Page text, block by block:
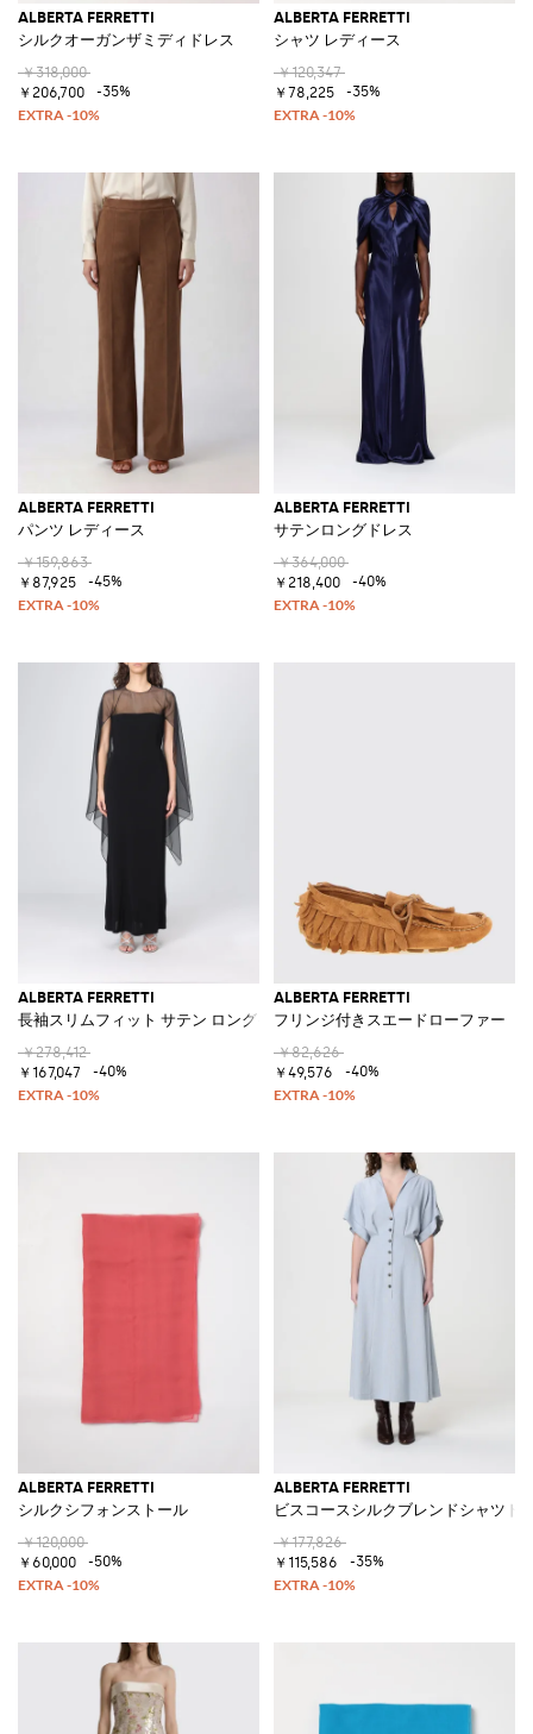
ALBERTA FERRETTI
シルクオーガンザミディドレス
￥318,000
￥206,700
-35%
ALBERTA FERRETTI
シャツ レディース
￥120,347
￥78,225
-35%
ALBERTA FERRETTI
パンツ レディース
￥159,863
￥87,925
-45%
ALBERTA FERRETTI
サテンロングドレス
￥364,000
￥218,400
-40%
ALBERTA FERRETTI
長袖スリムフィット サテン ロングイブニングガウン
￥278,412
￥167,047
-40%
ALBERTA FERRETTI
フリンジ付きスエードローファー
￥82,626
￥49,576
-40%
ALBERTA FERRETTI
シルクシフォンストール
￥120,000
￥60,000
-50%
ALBERTA FERRETTI
ビスコースシルクブレンドシャツド
￥177,826
￥115,586
-35%